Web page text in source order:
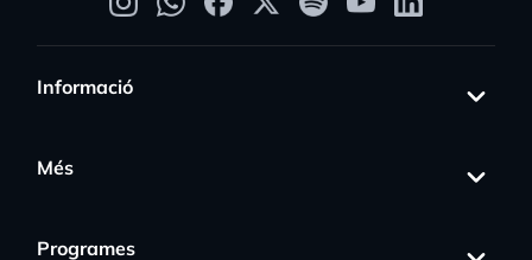
Informació
Més
Programes